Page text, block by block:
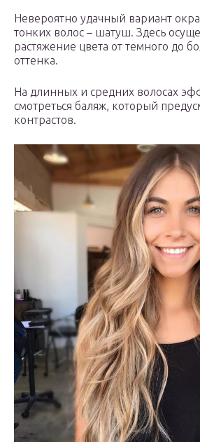
Невероятно удачный вариант
тонких волос – шатуш. Здесь
растяжение цвета от темного до
оттенка.
На длинных и средних волосах
смотреться баляж, который
контрастов.